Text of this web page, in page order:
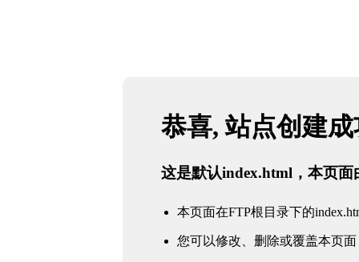
恭喜, 站点创建
这是默认index.html，本页面
本页面在FTP根目录下的
您可以修改、删除或覆盖本页面